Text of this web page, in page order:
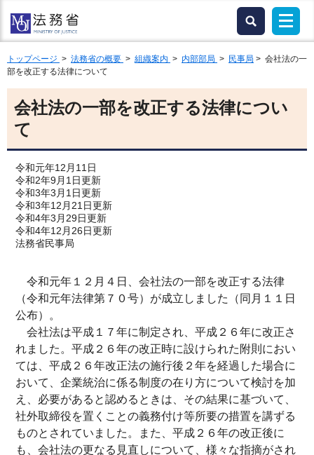
トップページ > 法務省の概要 > 組織案内 > 内部部局 > 民事局 > 会社法の一
部を改正する法律について
会社法の一部を改正する法律につい
て
令和元年12月11日
令和2年9月1日更新
令和3年3月1日更新
令和3年12月21日更新
令和4年3月29日更新
令和4年12月26日更新
法務省民事局
令和元年１２月４日、会社法の一部を改正する法律
（令和元年法律第７０号）が成立しました（同月１１日
公布）。
会社法は平成１７年に制定され、平成２６年に改正さ
れました。平成２６年の改正時に設けられた附則におい
ては、平成２６年改正法の施行後２年を経過した場合に
おいて、企業統治に係る制度の在り方について検討を加
え、必要があると認めるときは、その結果に基づいて、
社外取締役を置くことの義務付け等所要の措置を講ずる
ものとされていました。また、平成２６年の改正後に
も、会社法の更なる見直しについて、様々な指摘がされ